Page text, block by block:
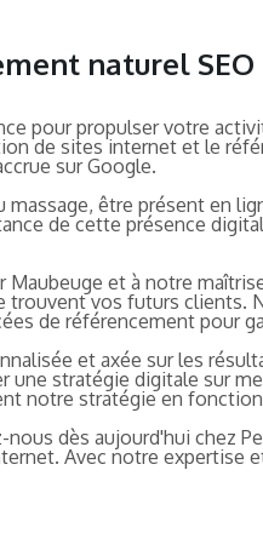
naturel SEO
pour propulser votre
de sites internet et le
sur Google.
être présent en
de cette présence
Maubeuge et à notre
vos futurs
de référencement pour
et axée sur les
une stratégie digitale sur
notre stratégie en
dès aujourd'hui
Avec notre